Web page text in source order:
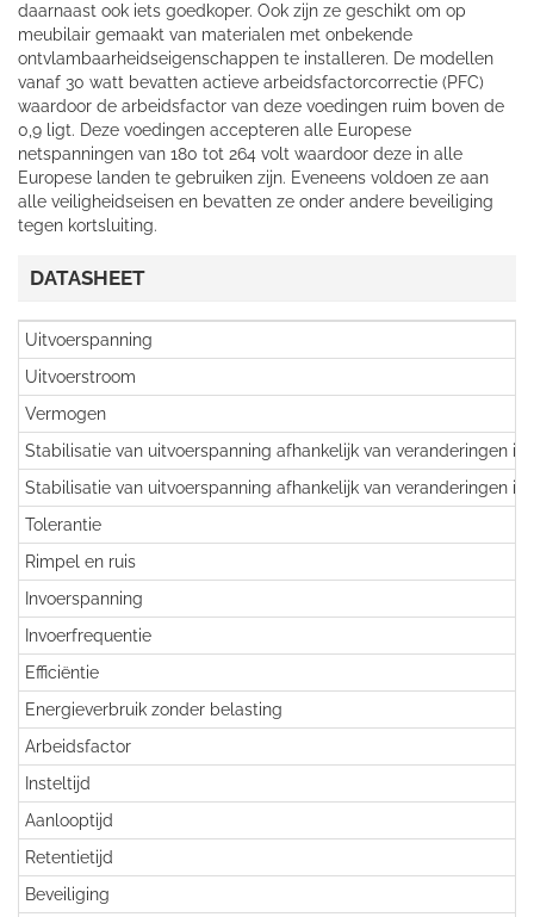
daarnaast ook iets goedkoper. Ook zijn ze geschikt om op
meubilair gemaakt van materialen met onbekende
ontvlambaarheidseigenschappen te installeren. De modellen
vanaf 30 watt bevatten actieve arbeidsfactorcorrectie (PFC)
waardoor de arbeidsfactor van deze voedingen ruim boven de
0,9 ligt. Deze voedingen accepteren alle Europese
netspanningen van 180 tot 264 volt waardoor deze in alle
Europese landen te gebruiken zijn. Eveneens voldoen ze aan
alle veiligheidseisen en bevatten ze onder andere beveiliging
tegen kortsluiting.
DATASHEET
Uitvoerspanning
Uitvoerstroom
Vermogen
Stabilisatie van uitvoerspanning afhankelijk van veranderingen in
Stabilisatie van uitvoerspanning afhankelijk van veranderingen in
Tolerantie
Rimpel en ruis
Invoerspanning
Invoerfrequentie
Efficiëntie
Energieverbruik zonder belasting
Arbeidsfactor
Insteltijd
Aanlooptijd
Retentietijd
Beveiliging